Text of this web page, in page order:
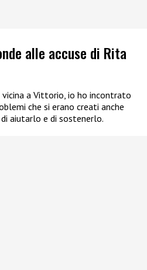
alle accuse di Rita
a Vittorio, io ho incontrato
che si erano creati anche
aiutarlo e di sostenerlo.